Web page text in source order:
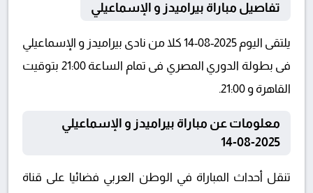
تفاصيل مباراة بيراميدز و الإسماعيلي
يلتقى اليوم 2025-08-14 كلا من نادى بيراميدز و الإسماعيلي
فى بطولة الدوري المصري فى تمام الساعة 21:00 بتوقيت
القاهرة و 21:00.
معلومات عن مباراة بيراميدز و الإسماعيلي
2025-08-14
تنقل أحداث المباراة في الوطن العربي فضائيا على قناة